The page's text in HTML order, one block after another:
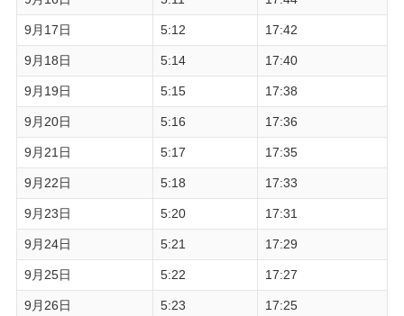
9月17日 5:12 17:42
9月18日 5:14 17:40
9月19日 5:15 17:38
9月20日 5:16 17:36
9月21日 5:17 17:35
9月22日 5:18 17:33
9月23日 5:20 17:31
9月24日 5:21 17:29
9月25日 5:22 17:27
9月26日 5:23 17:25